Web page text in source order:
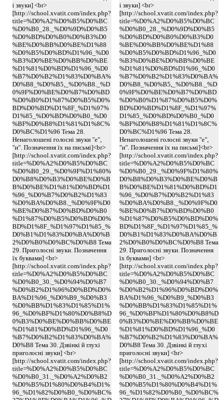
і звуки] <br>
[http://school.xvatit.com/index.php?
title=%D0%A2%D0%B5%D0%BC
%D0%B0_28._%D0%9D%D0%B5
%D0%BD%D0%B0%D0%B3%D0
%BE%D0%BB%D0%BE%D1%88
%D0%B5%D0%BD%D1%96_%D0
%B3%D0%BE%D0%BB%D0%BE
%D1%81%D0%BD%D1%96_%D0
%B7%D0%B2%D1%83%D0%BA%
D0%B8_%D0%B5,_%D0%B8._%D
0%9F%D0%BE%D0%B7%D0%BD
%D0%B0%D1%87%D0%B5%D0%
BD%D0%BD%D1%8F_%D1%97%
D1%85_%D0%BD%D0%B0_%D0
%BF%D0%B8%D1%81%D1%8C%
D0%BC%D1%96 Тема 28.
Ненаголошені голосні звуки "е",
"и". Позначення їх на письмі]<br>
[http://school.xvatit.com/index.php?
title=%D0%A2%D0%B5%D0%BC
%D0%B0_29._%D0%9F%D1%80%
D0%B8%D0%B3%D0%BE%D0%B
B%D0%BE%D1%81%D0%BD%D1
%96_%D0%B7%D0%B2%D1%83
%D0%BA%D0%B8._%D0%9F%D0
%BE%D0%B7%D0%BD%D0%B0
%D1%87%D0%B5%D0%BD%D0%
BD%D1%8F_%D1%97%D1%85_%
D0%B1%D1%83%D0%BA%D0%B
2%D0%B0%D0%BC%D0%B8 Тема
29. Приголосні звуки. Позначення
їх буквами] <br>
[http://school.xvatit.com/index.php?
title=%D0%A2%D0%B5%D0%BC
%D0%B0_30._%D0%94%D0%B7
%D0%B2%D1%96%D0%BD%D0%
BA%D1%96_%D0%B9_%D0%B3
%D0%BB%D1%83%D1%85%D1%
96_%D0%BF%D1%80%D0%B8%D
0%B3%D0%BE%D0%BB%D0%BE
%D1%81%D0%BD%D1%96_%D0
%B7%D0%B2%D1%83%D0%BA%
D0%B8 Тема 30. Дзвінкі й глухі
приголосні звуки] <br>
[http://school.xvatit.com/index.php?
title=%D0%A2%D0%B5%D0%BC
%D0%B0_31._%D0%A2%D0%B2
%D0%B5%D1%80%D0%B4%D1%
96_%D1%82%D0%B0_%D0%BC%
і звуки] <br>
[http://school.xvatit.com/index.php?
title=%D0%A2%D0%B5%D0%BC
%D0%B0_28._%D0%9D%D0%B5
%D0%BD%D0%B0%D0%B3%D0
%BE%D0%BB%D0%BE%D1%88
%D0%B5%D0%BD%D1%96_%D0
%B3%D0%BE%D0%BB%D0%BE
%D1%81%D0%BD%D1%96_%D0
%B7%D0%B2%D1%83%D0%BA%
D0%B8_%D0%B5,_%D0%B8._%D
0%9F%D0%BE%D0%B7%D0%BD
%D0%B0%D1%87%D0%B5%D0%
BD%D0%BD%D1%8F_%D1%97%
D1%85_%D0%BD%D0%B0_%D0
%BF%D0%B8%D1%81%D1%8C%
D0%BC%D1%96 Тема 28.
Ненаголошені голосні звуки "е",
"и". Позначення їх на письмі]<br>
[http://school.xvatit.com/index.php?
title=%D0%A2%D0%B5%D0%BC
%D0%B0_29._%D0%9F%D1%80%
D0%B8%D0%B3%D0%BE%D0%B
B%D0%BE%D1%81%D0%BD%D1
%96_%D0%B7%D0%B2%D1%83
%D0%BA%D0%B8._%D0%9F%D0
%BE%D0%B7%D0%BD%D0%B0
%D1%87%D0%B5%D0%BD%D0%
BD%D1%8F_%D1%97%D1%85_%
D0%B1%D1%83%D0%BA%D0%B
2%D0%B0%D0%BC%D0%B8 Тема
29. Приголосні звуки. Позначення
їх буквами] <br>
[http://school.xvatit.com/index.php?
title=%D0%A2%D0%B5%D0%BC
%D0%B0_30._%D0%94%D0%B7
%D0%B2%D1%96%D0%BD%D0%
BA%D1%96_%D0%B9_%D0%B3
%D0%BB%D1%83%D1%85%D1%
96_%D0%BF%D1%80%D0%B8%D
0%B3%D0%BE%D0%BB%D0%BE
%D1%81%D0%BD%D1%96_%D0
%B7%D0%B2%D1%83%D0%BA%
D0%B8 Тема 30. Дзвінкі й глухі
приголосні звуки] <br>
[http://school.xvatit.com/index.php?
title=%D0%A2%D0%B5%D0%BC
%D0%B0_31._%D0%A2%D0%B2
%D0%B5%D1%80%D0%B4%D1%
96_%D1%82%D0%B0_%D0%BC%